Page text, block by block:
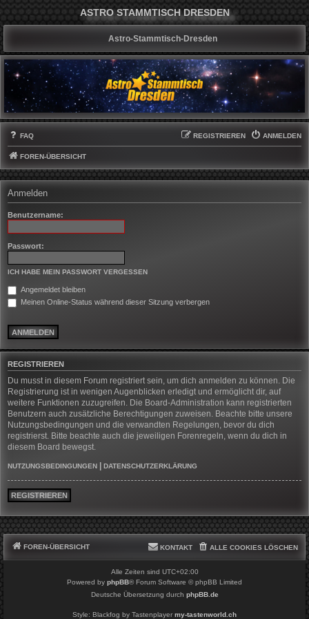
ASTRO STAMMTISCH DRESDEN
Astro-Stammtisch-Dresden
FAQ ANMELDEN
REGISTRIEREN
FOREN-ÜBERSICHT
Anmelden
Benutzername:
Passwort:
ICH HABE MEIN PASSWORT VERGESSEN
Angemeldet bleiben
Meinen Online-Status während dieser Sitzung verbergen
REGISTRIEREN
Du musst in diesem Forum registriert sein, um dich anmelden zu können. Die
Registrierung ist in wenigen Augenblicken erledigt und ermöglicht dir, auf
weitere Funktionen zuzugreifen. Die Board-Administration kann registrierten
Benutzern auch zusätzliche Berechtigungen zuweisen. Beachte bitte unsere
Nutzungsbedingungen und die verwandten Regelungen, bevor du dich
registrierst. Bitte beachte auch die jeweiligen Forenregeln, wenn du dich in
diesem Board bewegst.
NUTZUNGSBEDINGUNGEN DATENSCHUTZERKLÄRUNG
REGISTRIEREN
FOREN-ÜBERSICHT ALLE COOKIES LÖSCHEN
KONTAKT
Alle Zeiten sind UTC+02:00
Powered by phpBB® Forum Software © phpBB Limited
Deutsche Übersetzung durch phpBB.de
Style: Blackfog by Tastenplayer my-tastenworld.ch